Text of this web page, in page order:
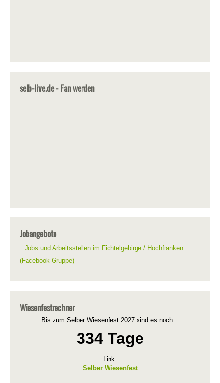
selb-live.de - Fan werden
Jobangebote
Jobs und Arbeitsstellen im Fichtelgebirge / Hochfranken
(Facebook-Gruppe)
Wiesenfestrechner
Bis zum Selber Wiesenfest 2027 sind es noch...
334 Tage
Link:
Selber Wiesenfest